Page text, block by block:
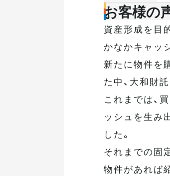
お客様の
資産形成を目
かなかキャッ
新たに物件を
た中、大和財
これまでは、
ッシュを生み
した。
それまでの固
物件があれば